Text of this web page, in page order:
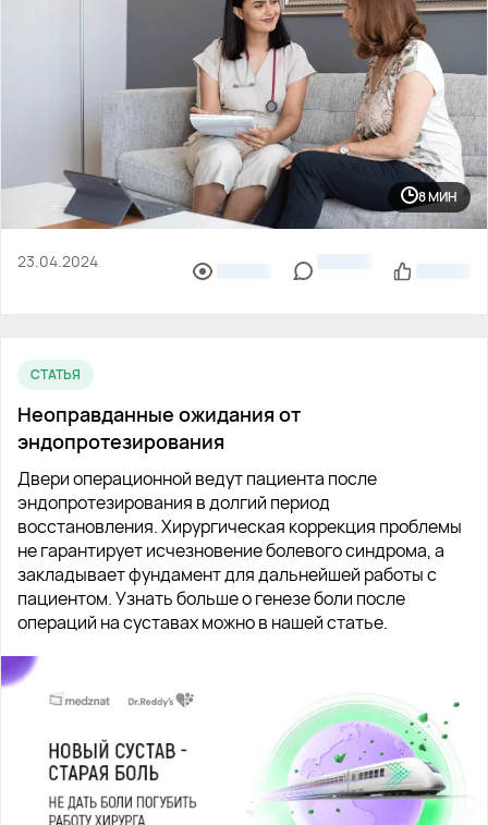
8 МИН
23.04.2024
СТАТЬЯ
Неоправданные ожидания от
эндопротезирования
Двери операционной ведут пациента после
эндопротезирования в долгий период
восстановления. Хирургическая коррекция проблемы
не гарантирует исчезновение болевого синдрома, а
закладывает фундамент для дальнейшей работы с
пациентом. Узнать больше о генезе боли после
операций на суставах можно в нашей статье.